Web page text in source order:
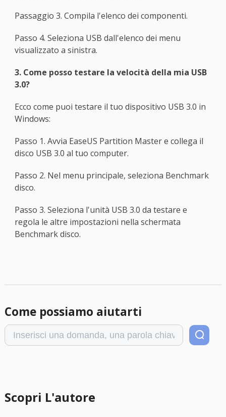
Passaggio 3. Compila l'elenco dei componenti.
Passo 4. Seleziona USB dall'elenco dei menu
visualizzato a sinistra.
3. Come posso testare la velocità della mia USB
3.0?
Ecco come puoi testare il tuo dispositivo USB 3.0 in
Windows:
Passo 1. Avvia EaseUS Partition Master e collega il
disco USB 3.0 al tuo computer.
Passo 2. Nel menu principale, seleziona Benchmark
disco.
Passo 3. Seleziona l'unità USB 3.0 da testare e
regola le altre impostazioni nella schermata
Benchmark disco.
Come possiamo aiutarti
Scopri L'autore